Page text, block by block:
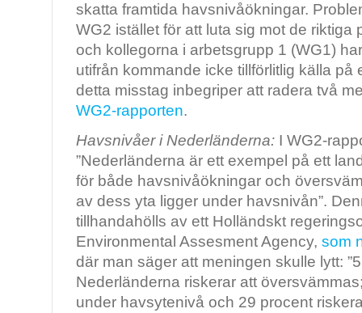
skatta framtida havsnivåökningar.
WG2 istället för att luta sig mot de riktiga
och kollegorna i arbetsgrupp 1 (WG1)
utifrån kommande icke tillförlitlig källa på
detta misstag inbegriper att radera två
WG2-rapporten.
Havsnivåer i Nederländerna: I WG2-
”Nederländerna är ett exempel på ett
för både havsnivåökningar och
av dess yta ligger under havsnivån”.
tillhandahölls av ett Holländskt
Environmental Assesment Agency, som
där man säger att meningen skulle lytt:
Nederländerna riskerar att
under havsytenivå och 29 procent